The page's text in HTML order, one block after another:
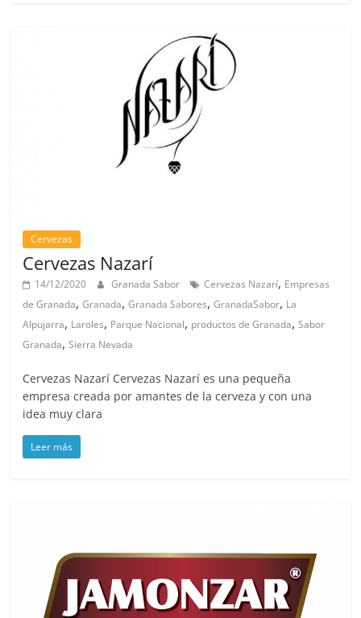
Cervezas
Cervezas Nazarí
14/12/2020 Granada Sabor Cervezas Nazarí, Empresas
de Granada,Granada,Granada Sabores,GranadaSabor, La
Alpujarra, Laroles, Parque Nacional, productos de Granada,Sabor
Granada,Sierra Nevada
Cervezas Nazarí Cervezas Nazarí es una pequeña
empresa creada por amantes de la cerveza y con una
idea muy clara
Leer más